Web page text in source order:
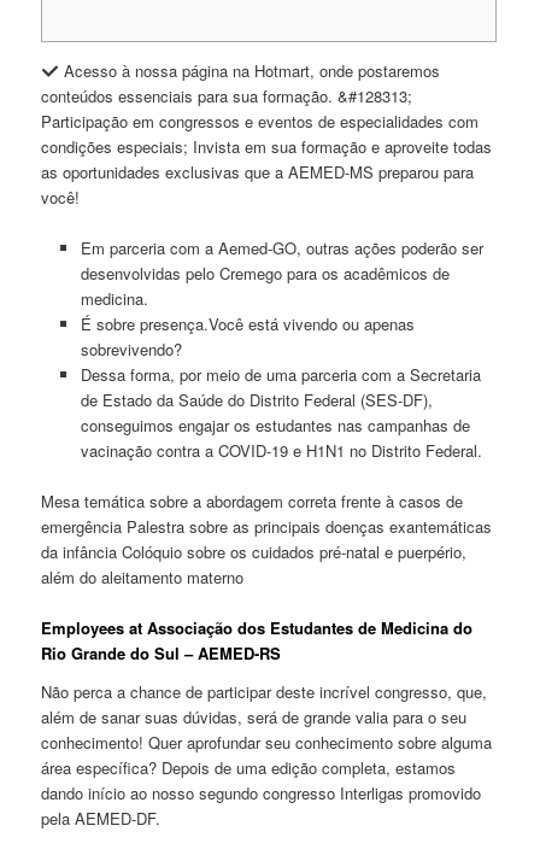
Acesso à nossa página na Hotmart, onde postaremos
conteúdos essenciais para sua formação. &#128313;
Participação em congressos e eventos de especialidades com
condições especiais; Invista em sua formação e aproveite todas
as oportunidades exclusivas que a AEMED-MS preparou para
você!
Em parceria com a Aemed-GO, outras ações poderão ser
desenvolvidas pelo Cremego para os acadêmicos de
medicina.
É sobre presença.Você está vivendo ou apenas
sobrevivendo?
Dessa forma, por meio de uma parceria com a Secretaria
de Estado da Saúde do Distrito Federal (SES-DF),
conseguimos engajar os estudantes nas campanhas de
vacinação contra a COVID-19 e H1N1 no Distrito Federal.
Mesa temática sobre a abordagem correta frente à casos de
emergência Palestra sobre as principais doenças exantemáticas
da infância Colóquio sobre os cuidados pré-natal e puerpério,
além do aleitamento materno
Employees at Associação dos Estudantes de Medicina do
Rio Grande do Sul – AEMED-RS
Não perca a chance de participar deste incrível congresso, que,
além de sanar suas dúvidas, será de grande valia para o seu
conhecimento! Quer aprofundar seu conhecimento sobre alguma
área específica? Depois de uma edição completa, estamos
dando início ao nosso segundo congresso Interligas promovido
pela AEMED-DF.